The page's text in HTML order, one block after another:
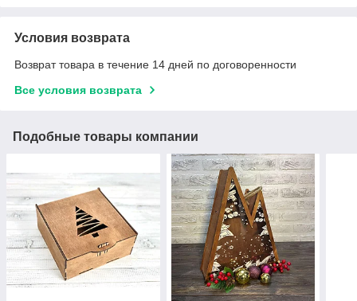
Условия возврата
Возврат товара в течение 14 дней по договоренности
Все условия возврата
Подобные товары компании